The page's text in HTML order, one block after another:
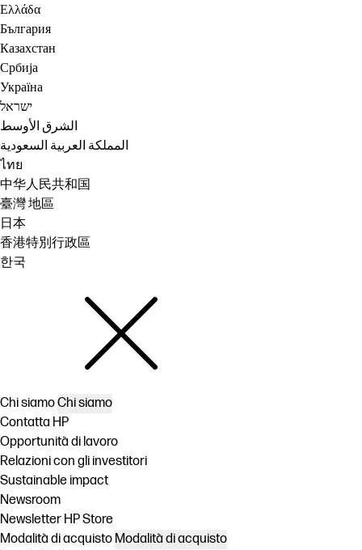
Ελλάδα
България
Казахстан
Србија
Україна
ישראל
الشرق الأوسط
المملكة العربية السعودية
ไทย
中华人民共和国
臺灣 地區
日本
香港特別行政區
한국
Chi siamoChi siamo
Contatta HP
Opportunità di lavoro
Relazioni con gli investitori
Sustainable impact
Newsroom
Newsletter HP Store
Modalità di acquisto Modalità di acquisto